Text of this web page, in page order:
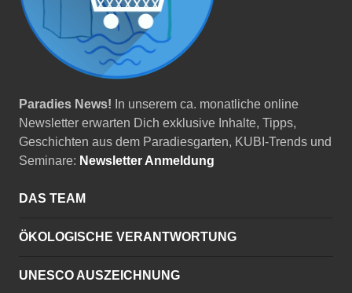
Paradies News! In unserem ca. monatliche online
Newsletter erwarten Dich exklusive Inhalte, Tipps,
Geschichten aus dem Paradiesgarten, KUBI-Trends und
Seminare: Newsletter Anmeldung
DAS TEAM
ÖKOLOGISCHE VERANTWORTUNG
UNESCO AUSZEICHNUNG